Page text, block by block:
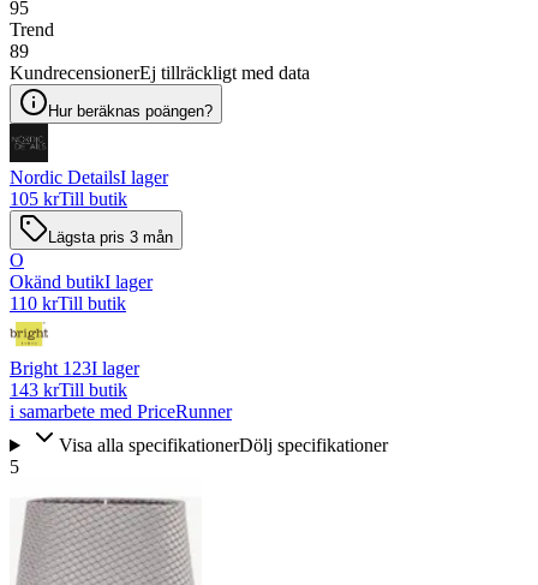
95
Trend
89
KundrecensionerEj tillräckligt med data
Hur beräknas poängen?
Nordic DetailsI lager
105 krTill butik
Lägsta pris 3 mån
O
Okänd butikI lager
110 krTill butik
Bright 123I lager
143 krTill butik
i samarbete med PriceRunner
Visa alla specifikationerDölj specifikationer
5